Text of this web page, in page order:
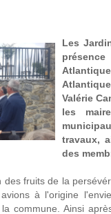
Les
Valérie
les
travaux,
des
fruits de la
à l'origine
commune. Ainsi